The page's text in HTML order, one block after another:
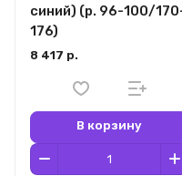
синий) (р. 96-100/
176)
8 417 р.
В корзину